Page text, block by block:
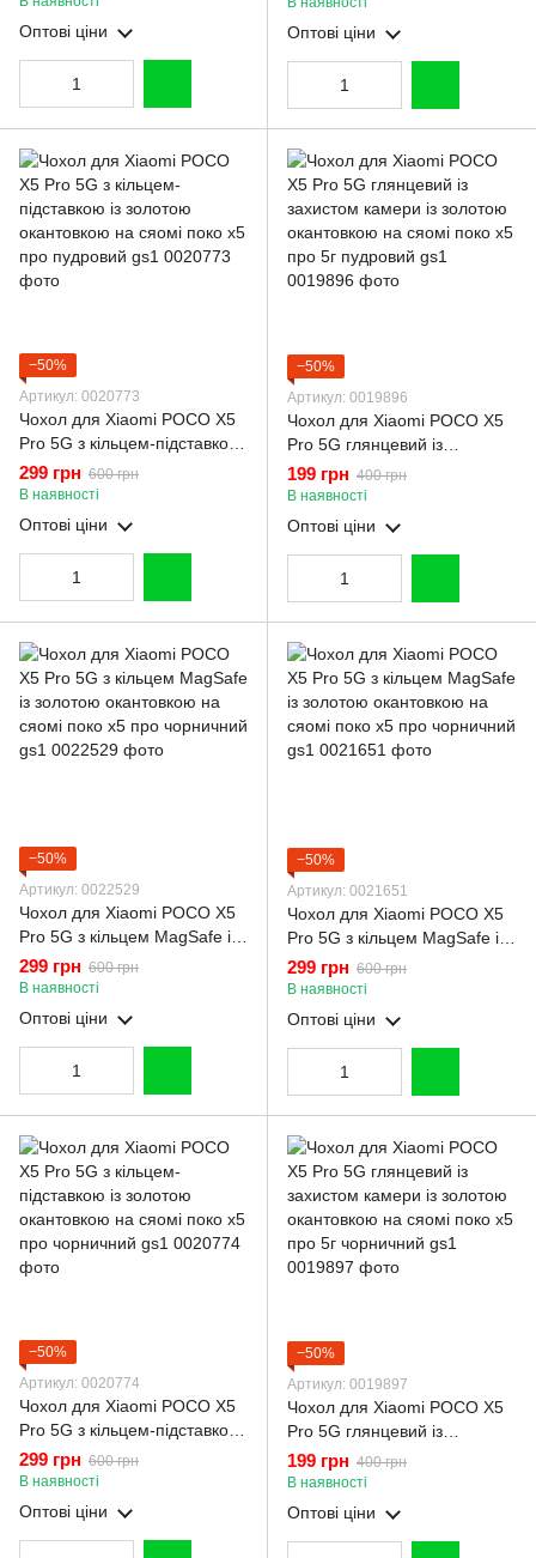
Оптові ціни
gs1
Оптові ціни
−50%
Артикул: 0020773
Чохол для Xiaomi POCO X5
Pro 5G з кільцем-підставкою
із золотою окантовкою на
сяомі поко х5 про пудровий
gs1
299 грн 600 грн
В наявності
Оптові ціни
−50%
Артикул: 0019896
Чохол для Xiaomi POCO X5
Pro 5G глянцевий із
захистом камери із золотою
окантовкою на сяомі поко х5
про 5г пудровий gs1
199 грн 400 грн
В наявності
Оптові ціни
−50%
Артикул: 0022529
Чохол для Xiaomi POCO X5
Pro 5G з кільцем MagSafe із
золотою окантовкою на
сяомі поко х5 про чорничний
gs1
299 грн 600 грн
В наявності
Оптові ціни
−50%
Артикул: 0021651
Чохол для Xiaomi POCO X5
Pro 5G з кільцем MagSafe із
золотою окантовкою на
сяомі поко х5 про чорничний
gs1
299 грн 600 грн
В наявності
Оптові ціни
−50%
Артикул: 0020774
Чохол для Xiaomi POCO X5
Pro 5G з кільцем-підставкою
із золотою окантовкою на
сяомі поко х5 про чорничний
gs1
299 грн 600 грн
В наявності
Оптові ціни
−50%
Артикул: 0019897
Чохол для Xiaomi POCO X5
Pro 5G глянцевий із
захистом камери із золотою
окантовкою на сяомі поко х5
про 5г чорничний gs1
199 грн 400 грн
В наявності
Оптові ціни